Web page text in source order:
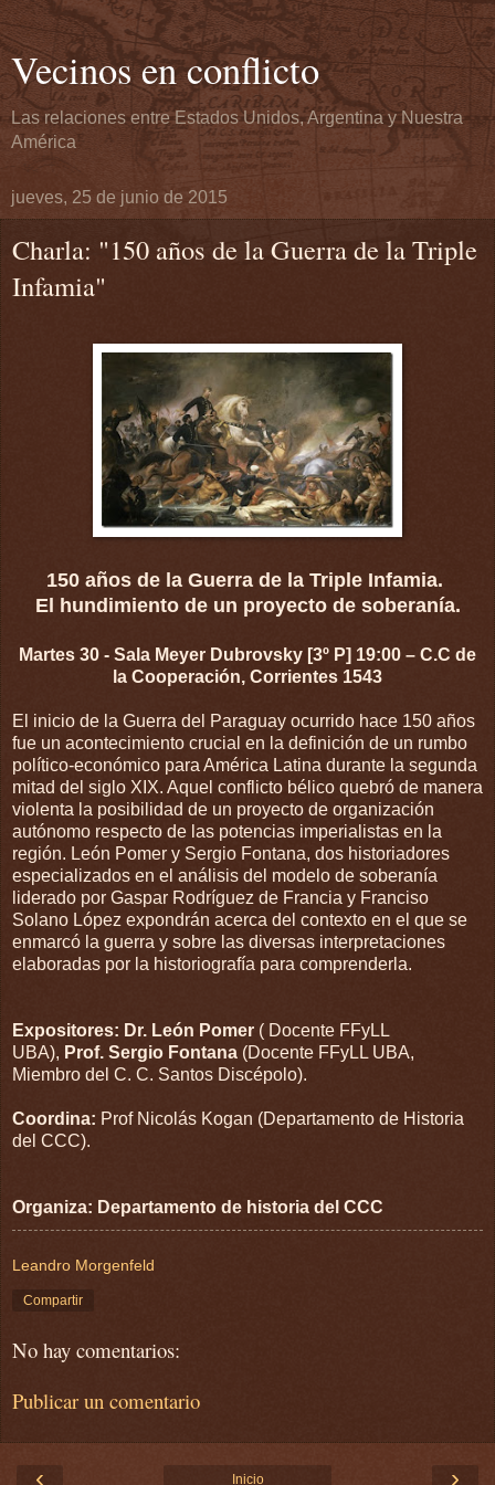
Vecinos en conflicto
Las relaciones entre Estados Unidos, Argentina y Nuestra
América
jueves, 25 de junio de 2015
Charla: "150 años de la Guerra de la Triple
Infamia"
150 años de la Guerra de la Triple Infamia.
El hundimiento de un proyecto de soberanía.
Martes 30 - Sala Meyer Dubrovsky [3º P] 19:00 – C.C de
la Cooperación, Corrientes 1543
El inicio de la Guerra del Paraguay ocurrido hace 150 años
fue un acontecimiento crucial en la definición de un rumbo
político-económico para América Latina durante la segunda
mitad del siglo XIX. Aquel conflicto bélico quebró de manera
violenta la posibilidad de un proyecto de organización
autónomo respecto de las potencias imperialistas en la
región. León Pomer y Sergio Fontana, dos historiadores
especializados en el análisis del modelo de soberanía
liderado por Gaspar Rodríguez de Francia y Franciso
Solano López expondrán acerca del contexto en el que se
enmarcó la guerra y sobre las diversas interpretaciones
elaboradas por la historiografía para comprenderla.
Expositores: Dr. León Pomer ( Docente FFyLL
UBA), Prof. Sergio Fontana (Docente FFyLL UBA,
Miembro del C. C. Santos Discépolo).
Coordina: Prof Nicolás Kogan (Departamento de Historia
del CCC).
Organiza: Departamento de historia del CCC
Leandro Morgenfeld
Compartir
No hay comentarios:
Publicar un comentario
‹ ›
Inicio